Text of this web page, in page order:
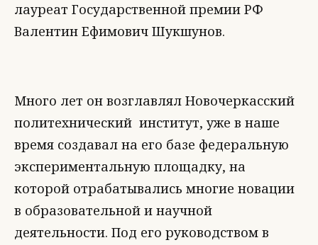
лауреат Государственной премии РФ
Валентин Ефимович Шукшунов.
Много лет он возглавлял Новочеркасский
политехнический институт, уже в наше
время создавал на его базе федеральную
экспериментальную площадку, на
которой отрабатывались многие новации
в образовательной и научной
деятельности. Под его руководством в